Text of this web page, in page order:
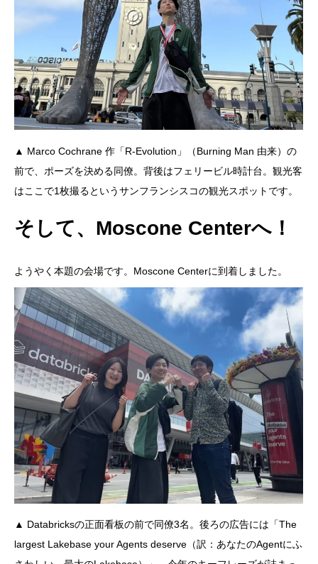
▲ Marco Cochrane 作「R-Evolution」（Burning Man 由来）の
前で、ポーズを決める同僚。背後はフェリービル時計台。観光客
はここで1枚撮るというサンフランシスコの観光スポットです。
そして、Moscone Centerへ！
ようやく本題の会場です。Moscone Centerに到着しました。
▲ Databricksの正面看板の前で同僚3名。後ろの広告には「The
largest Lakebase your Agents deserve（訳：あなたのAgentにふ